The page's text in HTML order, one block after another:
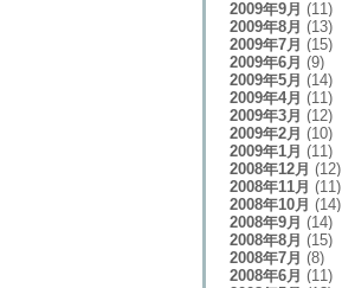
2009年9月 (11)
2009年8月 (13)
2009年7月 (15)
2009年6月 (9)
2009年5月 (14)
2009年4月 (11)
2009年3月 (12)
2009年2月 (10)
2009年1月 (11)
2008年12月 (12)
2008年11月 (11)
2008年10月 (14)
2008年9月 (14)
2008年8月 (15)
2008年7月 (8)
2008年6月 (11)